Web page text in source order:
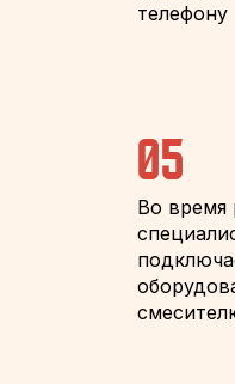
телефону
05
Во время